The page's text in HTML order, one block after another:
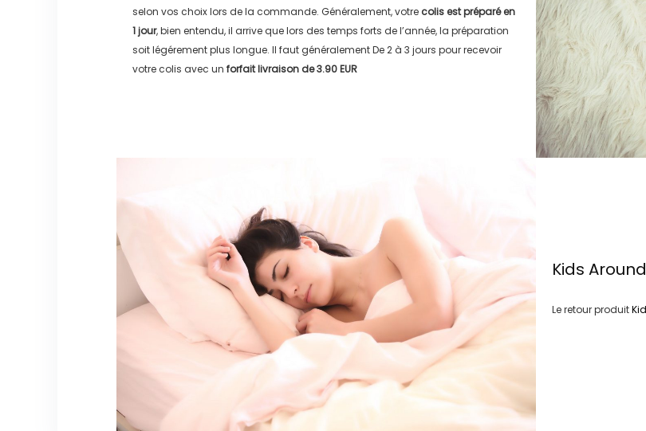
selon vos choix lors de la commande. Généralement, votre colis est préparé en
1 jour, bien entendu, il arrive que lors des temps forts de l’année, la préparation
soit légérement plus longue. Il faut généralementDe 2 à 3 jours pour recevoir
votre colis avec un forfait livraison de3.90 EUR
Kids Around
Le retour produit